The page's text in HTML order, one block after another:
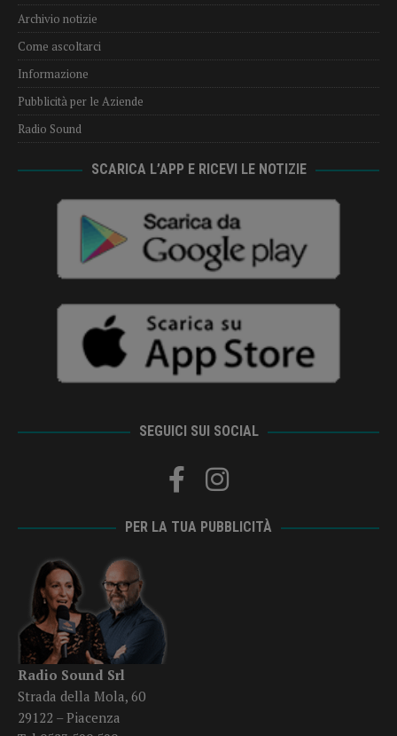
Archivio notizie
Come ascoltarci
Informazione
Pubblicità per le Aziende
Radio Sound
SCARICA L’APP E RICEVI LE NOTIZIE
SEGUICI SUI SOCIAL
PER LA TUA PUBBLICITÀ
Radio Sound Srl
Strada della Mola, 60
29122 – Piacenza